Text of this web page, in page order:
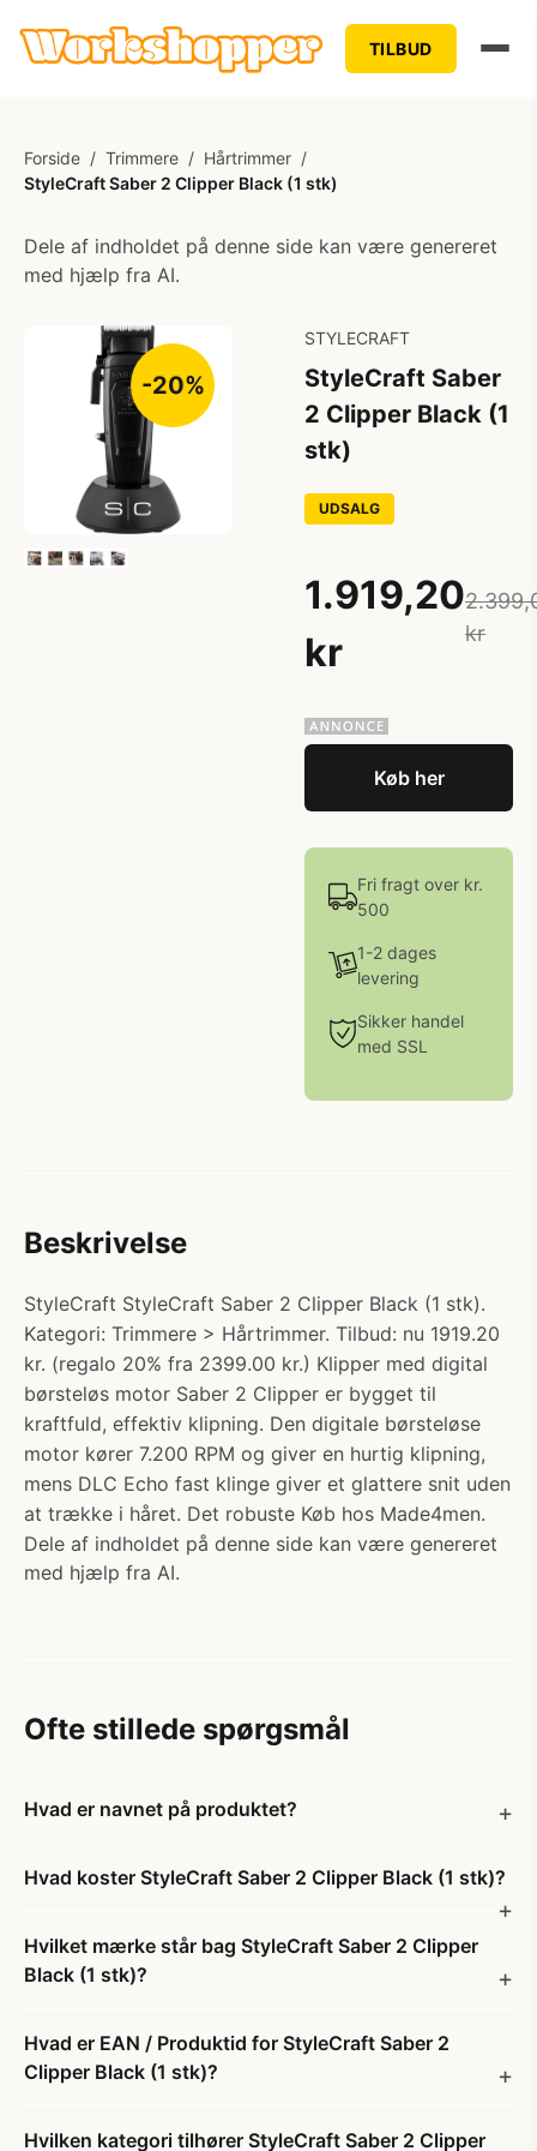
TILBUD
Forside / Trimmere / Hårtrimmer /
StyleCraft Saber 2 Clipper Black (1 stk)
Dele af indholdet på denne side kan være genereret
med hjælp fra AI.
-20%
STYLECRAFT
StyleCraft Saber
2 Clipper Black (1
stk)
UDSALG
1.919,20
kr
kr
Køb her
Fri fragt over kr.
500
1-2 dages
levering
Sikker handel
med SSL
Beskrivelse
StyleCraft StyleCraft Saber 2 Clipper Black (1 stk).
Kategori: Trimmere > Hårtrimmer. Tilbud: nu 1919.20
kr. (regalo 20% fra 2399.00 kr.) Klipper med digital
børsteløs motor Saber 2 Clipper er bygget til
kraftfuld, effektiv klipning. Den digitale børsteløse
motor kører 7.200 RPM og giver en hurtig klipning,
mens DLC Echo fast klinge giver et glattere snit uden
at trække i håret. Det robuste Køb hos Made4men.
Dele af indholdet på denne side kan være genereret
med hjælp fra AI.
Ofte stillede spørgsmål
Hvad er navnet på produktet?
Hvad koster StyleCraft Saber 2 Clipper Black (1 stk)?
Hvilket mærke står bag StyleCraft Saber 2 Clipper
Black (1 stk)?
Hvad er EAN / Produktid for StyleCraft Saber 2
Clipper Black (1 stk)?
Hvilken kategori tilhører StyleCraft Saber 2 Clipper